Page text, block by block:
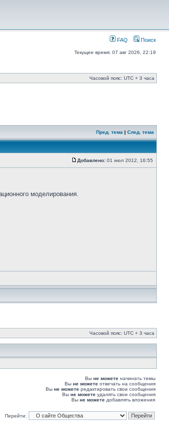
FAQ Поиск
Текущее время: 07 авг 2026, 22:19
Часовой пояс: UTC + 3 часа
Пред. тема | След. тема
Добавлено: 01 июл 2012, 16:55
моделирования.
Часовой пояс: UTC + 3 часа
Вы не можете начинать темы
Вы не можете отвечать на сообщения
Вы не можете редактировать свои сообщения
Вы не можете удалять свои сообщения
Вы не можете добавлять вложения
Перейти: